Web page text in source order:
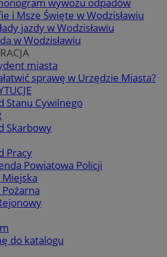
i Msze Święte w Wodzisławiu
jazdy w Wodzisławiu
w Wodzisławiu
miasta
sprawę w Urzędzie Miasta?
Stanu Cywilnego
Skarbowy
Pracy
Powiatowa Policji
Miejska
Pożarna
do katalogu